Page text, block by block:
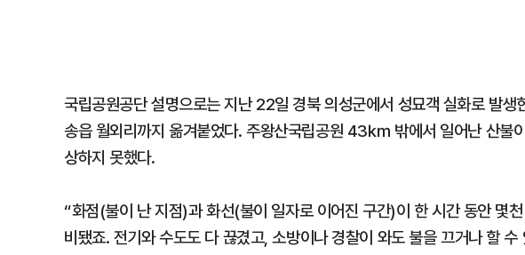
국립공원공단 설명으로는 지난 22일 경북 의성군에서 성묘객 실화로 발
송읍 월외리까지 옮겨붙었다. 주왕산국립공원 43㎞ 밖에서 일어난 산불
상하지 못했다.
“화점(불이 난 지점)과 화선(불이 일자로 이어진 구간)이 한 시간 동안 몇
비됐죠. 전기와 수도도 다 끊겼고, 소방이나 경찰이 와도 불을 끄거나 할